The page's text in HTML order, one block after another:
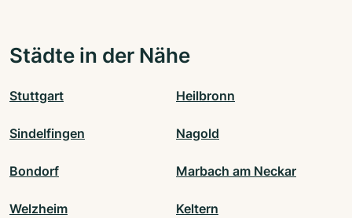
Städte in der Nähe
Stuttgart Heilbronn
Sindelfingen Nagold
Bondorf Marbach am Neckar
Welzheim Keltern